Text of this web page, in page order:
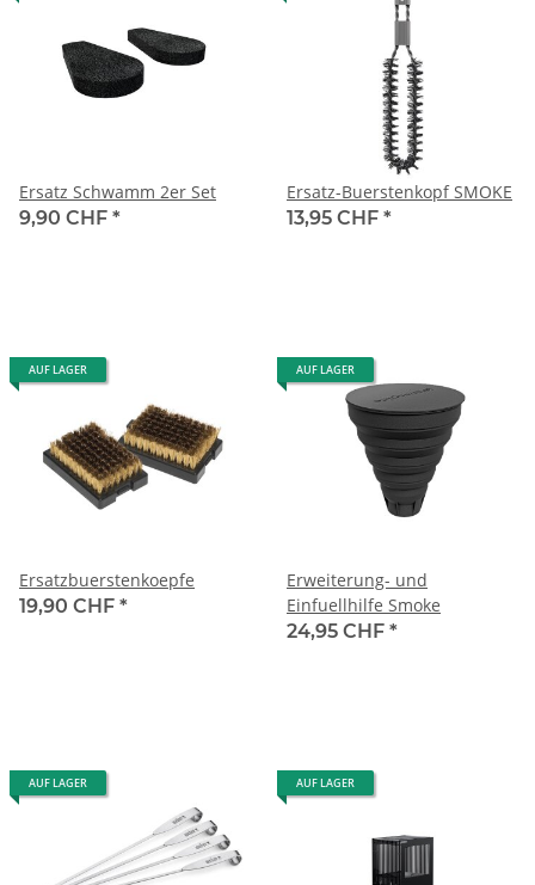
Ersatz Schwamm 2er Set
9,90 CHF *
Ersatz-Buerstenkopf SMOKE
13,95 CHF *
AUF LAGER
Ersatzbuerstenkoepfe
19,90 CHF *
AUF LAGER
Erweiterung- und
Einfuellhilfe Smoke
24,95 CHF *
AUF LAGER AUF LAGER